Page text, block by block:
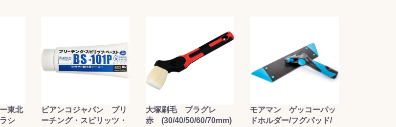
東北
ラシ
ビアンコジャパン ブリ
ーチング・スピリッツ・
大塚刷毛 プラグレ
赤 (30/40/50/60/70mm)
モアマン ゲッコーパッ
ドホルダー/フグパッド/